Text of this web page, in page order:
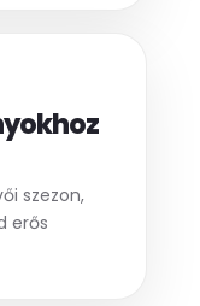
szezon,
erős